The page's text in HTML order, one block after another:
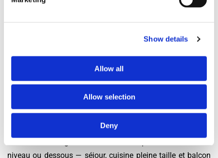
Show details
Allow all
Allow selection
Deny
cafés de quartier, les Épinettes offrent exactement les
minutes de métro. Beaucoup de groupes visent les
Combien pèse une part au nord-ouest ?
Moins qu'une chambre louée seule dès que l'équipe atteint
trois : la chambre de référence LocService s'affiche à 744 €
mensuels, tout compris dans ce prix, quand la division d'un
niveau ou dessous — séjour, cuisine pleine taille et balcon